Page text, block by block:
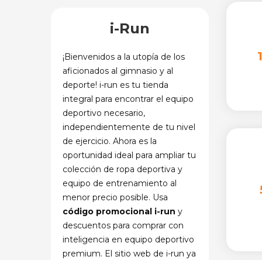
i-Run
¡Bienvenidos a la utopía de los
aficionados al gimnasio y al
deporte! i-run es tu tienda
integral para encontrar el equipo
deportivo necesario,
independientemente de tu nivel
de ejercicio. Ahora es la
oportunidad ideal para ampliar tu
colección de ropa deportiva y
equipo de entrenamiento al
menor precio posible. Usa
código promocional i-run y
descuentos para comprar con
inteligencia en equipo deportivo
premium. El sitio web de i-run ya